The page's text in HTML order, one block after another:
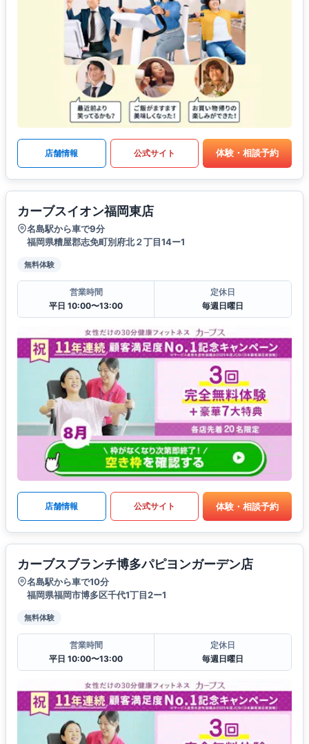
店舗情報 公式サイト 体験・相談予約
カーブスイオン福岡東店
名島駅から車で9分
福岡県糟屋郡志免町別府北２丁目14ー1
無料体験
営業時間
平日 10:00〜13:00
定休日
毎週日曜日
店舗情報 公式サイト 体験・相談予約
カーブスブランチ博多パピヨンガーデン店
名島駅から車で10分
福岡県福岡市博多区千代1丁目2ー1
無料体験
営業時間
平日 10:00〜13:00
定休日
毎週日曜日